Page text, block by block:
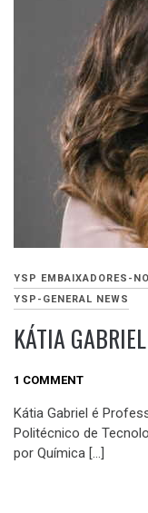
YSP EMBAIXADORES-
YSP-GENERAL NEWS
KÁTIA GABRIEL
OUTUBRO
2020
1 COMMENT
Kátia Gabriel é
Politécnico de
por Química […]